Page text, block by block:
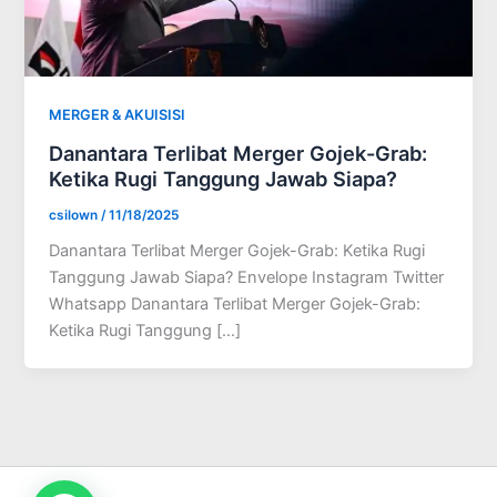
MERGER & AKUISISI
Danantara Terlibat Merger Gojek-Grab:
Ketika Rugi Tanggung Jawab Siapa?
csilown /11/18/2025
Danantara Terlibat Merger Gojek-Grab: Ketika Rugi
Tanggung Jawab Siapa? Envelope Instagram Twitter
Whatsapp Danantara Terlibat Merger Gojek-Grab:
Ketika Rugi Tanggung […]